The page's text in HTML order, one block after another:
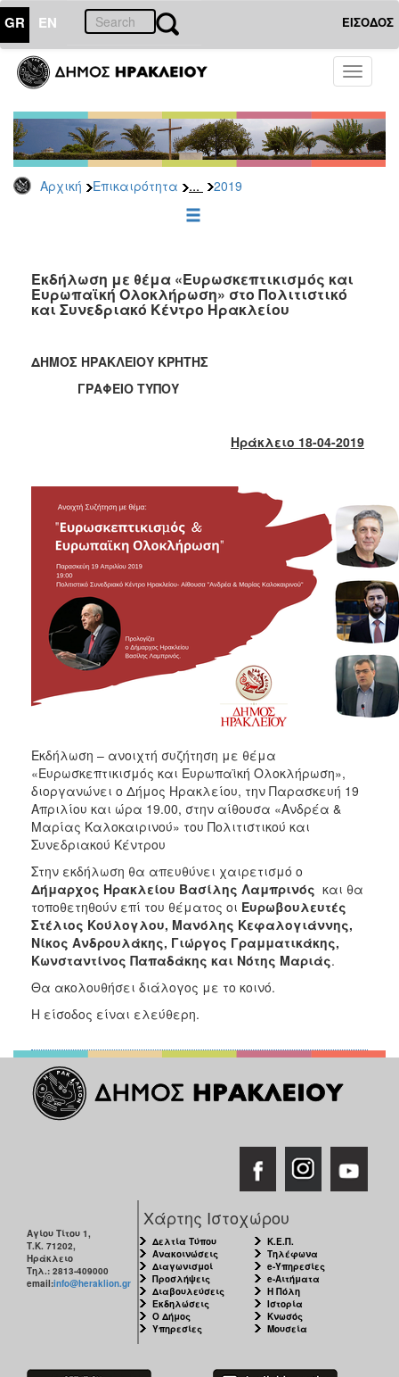
GR EN ΕΙΣΟΔΟΣ
Toggle
Αρχική Επικαιρότητα ... 2019
ΕΠΙΚΑΙΡΟΤΗΤΑ
Τύπου
Αρχείο
2026
2025
2022
2021
2019
2018
2013
2011
2010
2006
ΗΡΑΚΛΕΙΟ
Εκδήλωση με θέμα «Ευρωσκεπτικισμός και
Ευρωπαϊκή Ολοκλήρωση» στο Πολιτιστικό
και Συνεδριακό Κέντρο Ηρακλείου
ΔΗΜΟΣ ΗΡΑΚΛΕΙΟΥ ΚΡΗΤΗΣ
ΓΡΑΦΕΙΟ ΤΥΠΟΥ
Ηράκλειο 18-04-2019
Εκδήλωση – ανοιχτή συζήτηση με θέμα
«Ευρωσκεπτικισμός και Ευρωπαϊκή Ολοκλήρωση»,
διοργανώνει ο Δήμος Ηρακλείου, την Παρασκευή 19
Απριλίου και ώρα 19.00, στην αίθουσα «Ανδρέα &
Μαρίας Καλοκαιρινού» του Πολιτιστικού και
Συνεδριακού Κέντρου
Στην εκδήλωση θα απευθύνει χαιρετισμό ο
Δήμαρχος Ηρακλείου Βασίλης Λαμπρινός και θα
τοποθετηθούν επί του θέματος οι Ευρωβουλευτές
Στέλιος Κούλογλου, Μανόλης Κεφαλογιάννης,
Νίκος Ανδρουλάκης, Γιώργος Γραμματικάκης,
Κωνσταντίνος Παπαδάκης και Νότης Μαριάς.
Θα ακολουθήσει διάλογος με το κοινό.
Η είσοδος είναι ελεύθερη.
Αγίου Τίτου 1,
Τ.Κ. 71202,
Ηράκλειο
Τηλ.: 2813-409000
email:info@heraklion.gr
Χάρτης Ιστοχώρου
Δελτία Τύπου
Ανακοινώσεις
Διαγωνισμοί
Προσλήψεις
Διαβουλεύσεις
Εκδηλώσεις
Ο Δήμος
Υπηρεσίες
Κ.Ε.Π.
Τηλέφωνα
e-Υπηρεσίες
e-Αιτήματα
Η Πόλη
Ιστορία
Κνωσός
Μουσεία